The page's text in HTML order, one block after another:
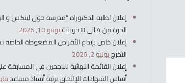
إعلان لطلبة الدكتوراه “مدرسة حول لينكس و
الحرة من 4 الى 8 جويلية
يونيو 10, 2026
إعلان خاص بإيداع الأقراص المضغوطة الخاصة
التخرجيونيو 2, 2026
إعلان القائمة النهائية للناجحين في المسابقة
أساس الشهادات للإلتحاق برتبة أستاذ مساعد